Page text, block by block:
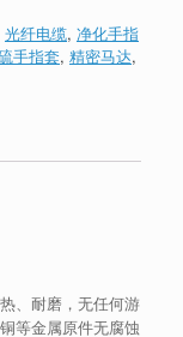
光纤电缆, 净化手指
手指套, 精密马达,
、耐磨，无任何游
等金属原件无腐蚀